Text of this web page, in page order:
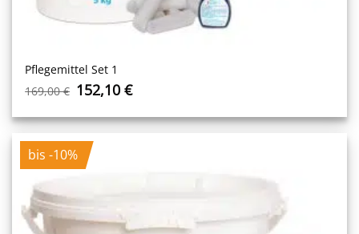
Pflegemittel Set 1
169,00€ Ursprünglicher
Preis
war:
169,00 €
152,10€Aktueller
ist:
152,10 €.
bis -10%